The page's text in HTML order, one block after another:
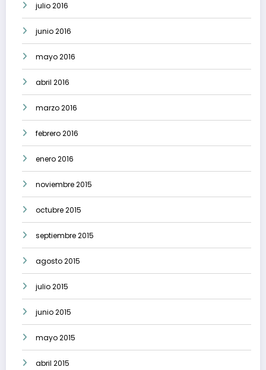
julio 2016
junio 2016
mayo 2016
abril 2016
marzo 2016
febrero 2016
enero 2016
noviembre 2015
octubre 2015
septiembre 2015
agosto 2015
julio 2015
junio 2015
mayo 2015
abril 2015